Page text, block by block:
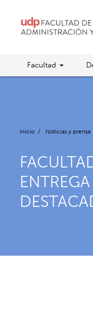
Facultad
Inicio / Noticias y prensa